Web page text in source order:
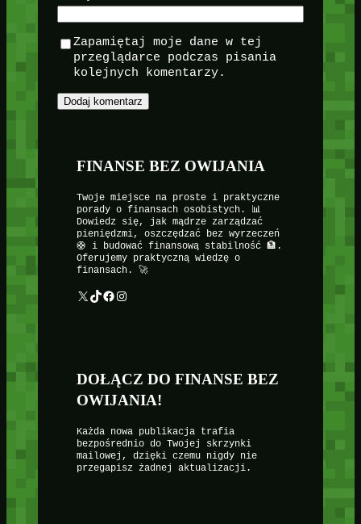
Zapamiętaj moje dane w tej
przeglądarce podczas pisania
kolejnych komentarzy.
FINANSE BEZ OWIJANIA
Twoje miejsce na proste i praktyczne
porady o finansach osobistych. 📊
Dowiedz się, jak mądrze zarządzać
pieniędzmi, oszczędzać bez wyrzeczeń
🛟 i budować finansową stabilność 🏦.
Oferujemy praktyczną wiedzę o
finansach. 🚀
X TikTok Facebook Instagram
DOŁĄCZ DO FINANSE BEZ
OWIJANIA!
Każda nowa publikacja trafia
bezpośrednio do Twojej skrzynki
mailowej, dzięki czemu nigdy nie
przegapisz żadnej aktualizacji.